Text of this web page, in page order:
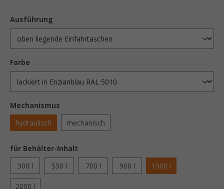
Ausführung
Farbe
Mechanismus
hydraulisch
mechanisch
für Behälter-Inhalt
300 l
550 l 700 l 900 l 1500 l
2000 l